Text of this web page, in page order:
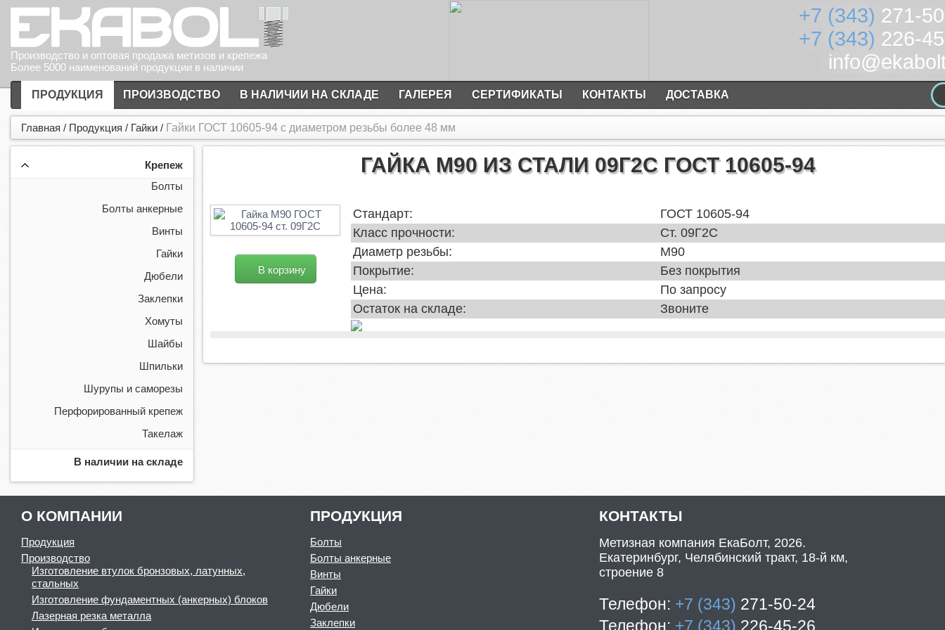
Производство и оптовая продажа метизов и крепежа
Более 5000 наименований продукции в наличии
+7 (343) 271-
+7 (343) 226-
ПРОДУКЦИЯ ПРОИЗВОДСТВО В НАЛИЧИИ НА СКЛАДЕ ГАЛЕРЕЯ СЕРТИФИКАТЫ КОНТАКТЫ ДОСТАВКА
Главная / Продукция / Гайки / Гайки ГОСТ 10605-94 с диаметром резьбы более 48 мм
Крепеж
Болты
Болты анкерные
Винты
Гайки
Дюбели
Заклепки
Хомуты
Шайбы
Шпильки
Шурупы и саморезы
Перфорированный крепеж
Такелаж
В наличии на складе
ГАЙКА М90 ИЗ СТАЛИ 09Г2С ГОСТ 10605-94
В корзину
Стандарт:
ГОСТ 10605-94
Класс прочности:
Ст. 09Г2С
Диаметр резьбы:
М90
Покрытие:
Без покрытия
Цена:
По запросу
Остаток на складе:
Звоните
О КОМПАНИИ
Продукция
Производство
Изготовление втулок бронзовых, латунных,
стальных
Изготовление фундаментных (анкерных) блоков
Лазерная резка металла
ПРОДУКЦИЯ
Болты
Болты анкерные
Винты
Гайки
Дюбели
Заклепки
КОНТАКТЫ
Метизная компания ЕкаБолт, 2026.
Екатеринбург, Челябинский тракт, 18-й км,
строение 8
Телефон: +7 (343) 271-50-24
Телефон: +7 (343) 226-45-26